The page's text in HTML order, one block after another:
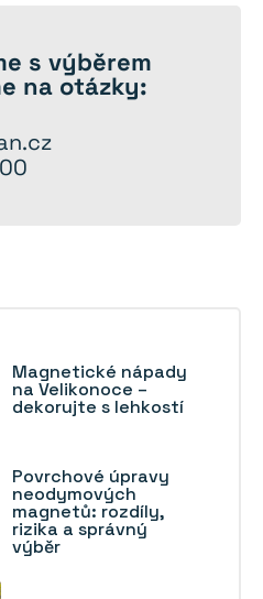
s výběrem
na otázky:
Magnetické nápady
na Velikonoce –
dekorujte s lehkostí
Povrchové úpravy
neodymových
magnetů: rozdíly,
rizika a správný
výběr